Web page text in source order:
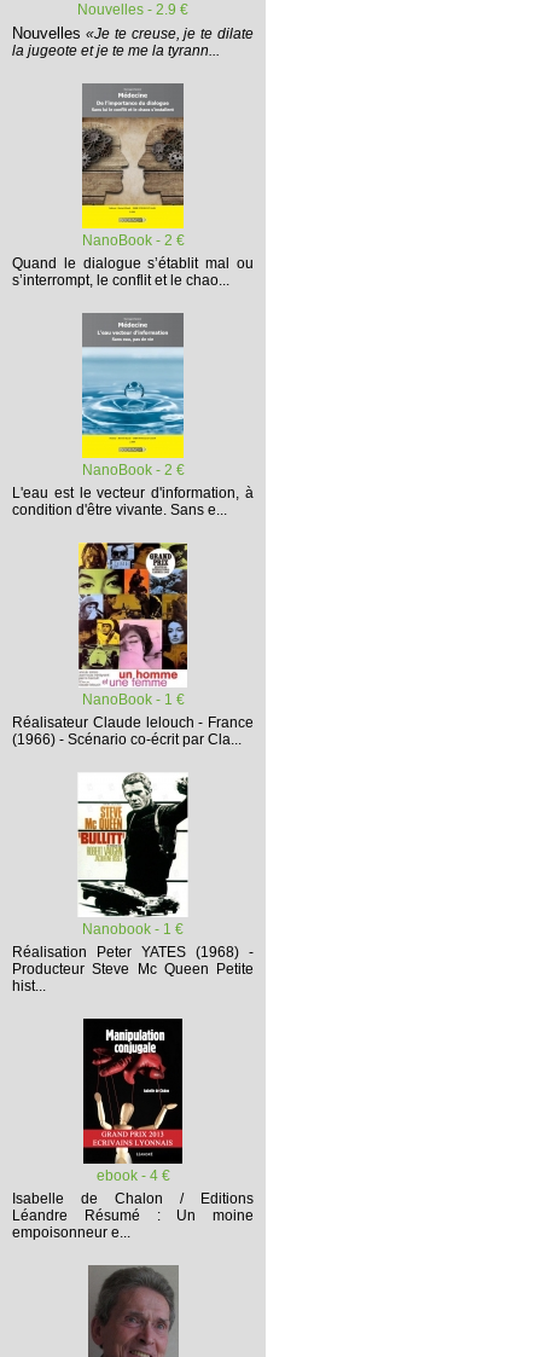
Nouvelles - 2.9 €
Nouvelles «Je te creuse, je te dilate
la jugeote et je te me la tyrann...
NanoBook - 2 €
Quand le dialogue s’établit mal ou
s’interrompt, le conflit et le chao...
NanoBook - 2 €
L'eau est le vecteur d'information, à
condition d'être vivante. Sans e...
NanoBook - 1 €
Réalisateur Claude lelouch - France
(1966) - Scénario co-écrit par Cla...
Nanobook - 1 €
Réalisation Peter YATES (1968) -
Producteur Steve Mc Queen
Petite
hist...
ebook - 4 €
Isabelle de Chalon / Editions
Léandre
Résumé :
Un moine
empoisonneur e...